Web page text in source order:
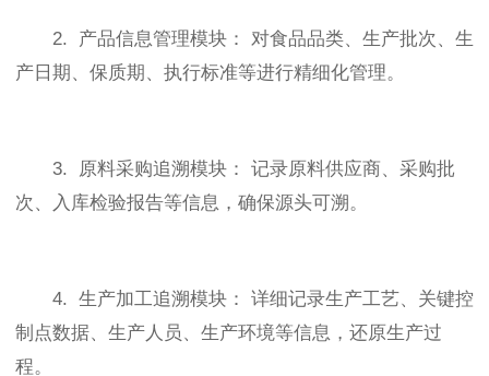
2. 产品信息管理模块： 对食品品类、生产批次、生
产日期、保质期、执行标准等进行精细化管理。
3. 原料采购追溯模块： 记录原料供应商、采购批
次、入库检验报告等信息，确保源头可溯。
4. 生产加工追溯模块： 详细记录生产工艺、关键控
制点数据、生产人员、生产环境等信息，还原生产过
程。